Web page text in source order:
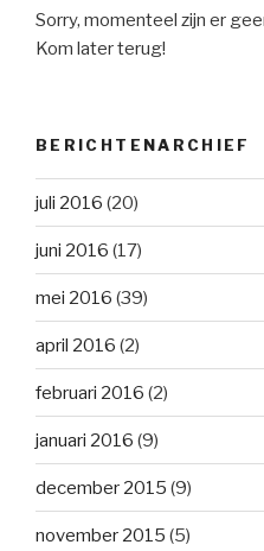
Sorry, momenteel zijn er
Kom later terug!
BERICHTENARCHIEF
juli 2016 (20)
juni 2016 (17)
mei 2016 (39)
april 2016 (2)
februari 2016 (2)
januari 2016 (9)
december 2015 (9)
november 2015 (5)